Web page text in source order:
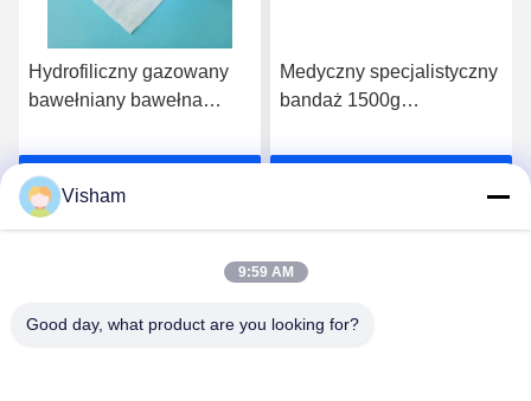
Hydrofiliczny gazowany
bawełniany bawełna
bandaż rana 1500g
Absorbent gazowany
rolka medyczna
Rozmawiaj Teraz.
Medyczny specjalistyczny
bandaż 1500g
rolka medyczna
Visham
9:59 AM
Good day, what product are you looking for?